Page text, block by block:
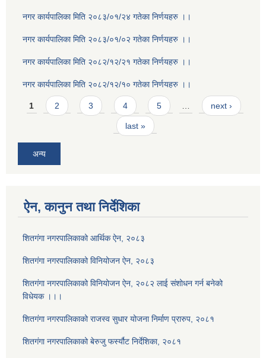
नगर कार्यपालिका मिति २०८३/०१/२४ गतेका निर्णयहरु ।।
नगर कार्यपालिका मिति २०८३/०१/०२ गतेका निर्णयहरु ।।
नगर कार्यपालिका मिति २०८२/१२/२१ गतेका निर्णयहरु ।।
नगर कार्यपालिका मिति २०८२/१२/१० गतेका निर्णयहरु ।।
Pages
1 2 3 4 5 … next ›
last »
अन्य
ऐन, कानुन तथा निर्देशिका
शितगंगा नगरपालिकाको आर्थिक ऐन, २०८३
शितगंगा नगरपालिकाको विनियोजन ऐन, २०८३
शितगंगा नगरपालिकाको विनियोजन ऐन, २०८२ लाई संशोधन गर्न बनेको
विधेयक ।।।
शितगंगा नगरपालिकाको राजस्व सुधार योजना निर्माण प्रारुप, २०८१
शितगंगा नगरपालिकाको बेरुजु फर्स्यौट निर्देशिका, २०८१